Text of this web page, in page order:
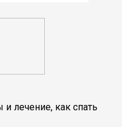
лечение, как спать